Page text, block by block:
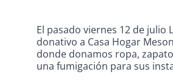
CONTACTO
El pasado viernes 12 de julio
donativo a Casa Hogar
donde donamos ropa,
una fumigación para sus